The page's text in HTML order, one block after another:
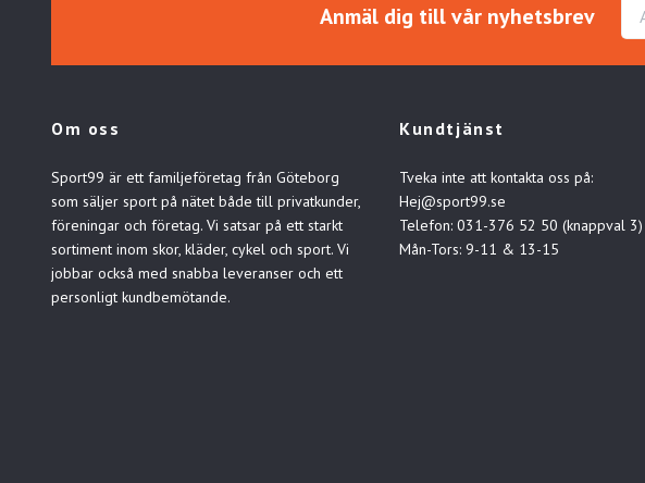
Anmäl dig till vår nyhetsbrev
Om oss
Sport99 är ett familjeföretag från Göteborg
som säljer sport på nätet både till privatkunder,
föreningar och företag. Vi satsar på ett starkt
sortiment inom skor, kläder, cykel och sport. Vi
jobbar också med snabba leveranser och ett
personligt kundbemötande.
Kundtjänst
Tveka inte att kontakta oss på:
Hej@sport99.se
Telefon: 031-376 52 50 (knappval 3)
Mån-Tors: 9-11 & 13-15